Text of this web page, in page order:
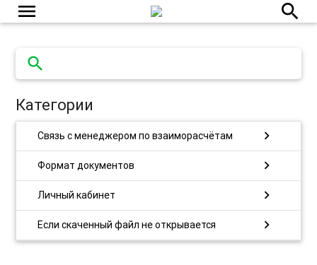
menu search
search
Категории
Связь с менеджером по взаиморасчётам chevron_right
Формат документов chevron_right
Личный кабинет chevron_right
Если скаченный файл не открывается chevron_right